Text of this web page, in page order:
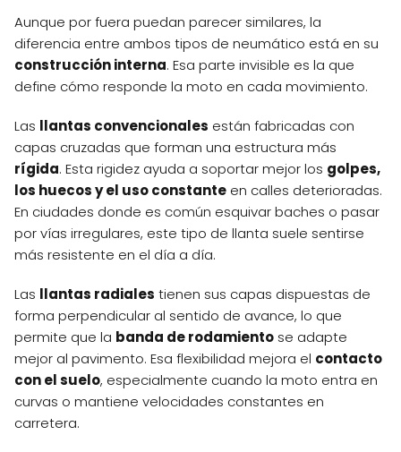
Aunque por fuera puedan parecer similares, la
diferencia entre ambos tipos de neumático está en su
construcción interna. Esa parte invisible es la que
define cómo responde la moto en cada movimiento.
Las llantas convencionales están fabricadas con
capas cruzadas que forman una estructura más
rígida. Esta rigidez ayuda a soportar mejor los golpes,
los huecos y el uso constante en calles deterioradas.
En ciudades donde es común esquivar baches o pasar
por vías irregulares, este tipo de llanta suele sentirse
más resistente en el día a día.
Las llantas radiales tienen sus capas dispuestas de
forma perpendicular al sentido de avance, lo que
permite que la banda de rodamiento se adapte
mejor al pavimento. Esa flexibilidad mejora el contacto
con el suelo, especialmente cuando la moto entra en
curvas o mantiene velocidades constantes en
carretera.